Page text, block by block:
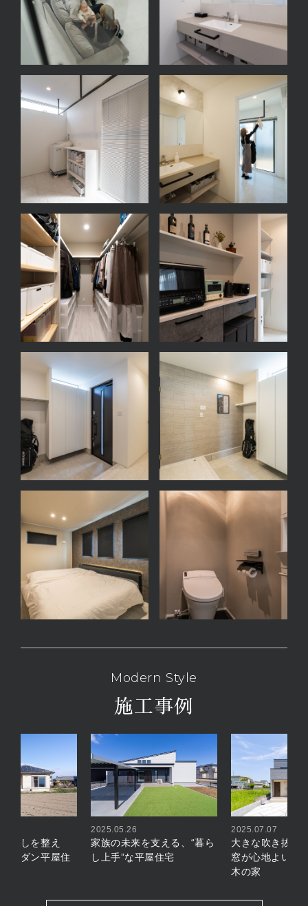
Modern Style
施工事例
らしを整え
モダン平屋住
2025.05.26
家族の未来を支える、“暮ら
し上手”な平屋住宅
2025.07.07
大きな吹き抜け
窓が心地よい、
木の家